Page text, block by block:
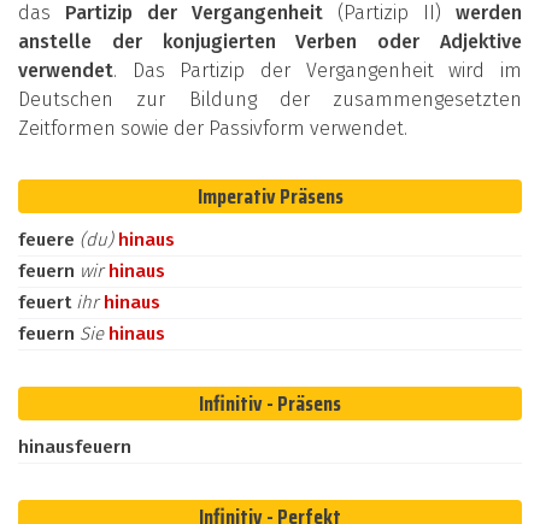
das Partizip der Vergangenheit (Partizip II) werden
anstelle der konjugierten Verben oder Adjektive
verwendet. Das Partizip der Vergangenheit wird im
Deutschen zur Bildung der zusammengesetzten
Zeitformen sowie der Passivform verwendet.
Imperativ Präsens
feuere (du) hinaus
feuern wirhinaus
feuert ihrhinaus
feuern Sie hinaus
Infinitiv - Präsens
hinausfeuern
Infinitiv - Perfekt